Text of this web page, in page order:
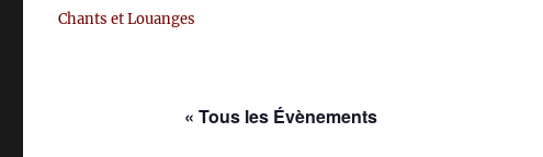
Chants et Louanges
« Tous les Évènements